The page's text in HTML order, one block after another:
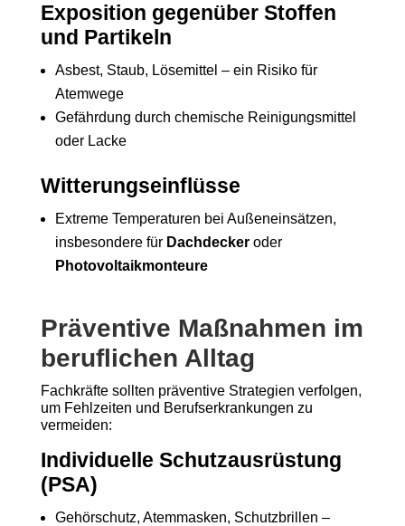
Exposition gegenüber Stoffen
und Partikeln
Asbest, Staub, Lösemittel – ein Risiko für
Atemwege
Gefährdung durch chemische Reinigungsmittel
oder Lacke
Witterungseinflüsse
Extreme Temperaturen bei Außeneinsätzen,
insbesondere für Dachdeckeroder
Photovoltaikmonteure
Präventive Maßnahmen im
beruflichen Alltag
Fachkräfte sollten präventive Strategien verfolgen,
um Fehlzeiten und Berufserkrankungen zu
vermeiden:
Individuelle Schutzausrüstung
(PSA)
Gehörschutz, Atemmasken, Schutzbrillen –